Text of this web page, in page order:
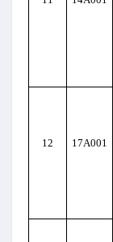
12 17A001